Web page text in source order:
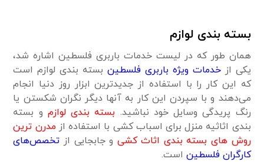
بسته بندی لوازم
همان طور که در لیست خدمات باربری فلسطین اشاره شد،
یکی ازخدمات ویژه باربری فلسطینبسته بندی لوازم است
که این کار را با استفاده از جدیدترین ابزار روز دنیا انجام
می‌دهند و با سپردن این کار به آنها دیگر نگران شکستن یا
رنگ پریدگی وسایل خود نباشید. بسته بندی لوازم و بسته
بندی اثاثیه منزل برای اسباب کشی با استفاده از مدرن ترین
روش های بسته بندی اثاث کشی و جابجایی از تخصص‌های
کارگران فلسطین است.